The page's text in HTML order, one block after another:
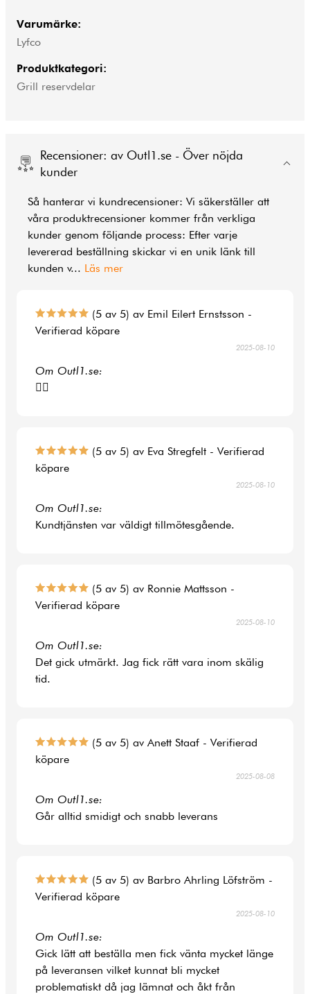
Varumärke:
Lyfco
Produktkategori:
Grill reservdelar
Recensioner: av Outl1.se - Över nöjda
kunder
Så hanterar vi kundrecensioner: Vi säkerställer att
våra produktrecensioner kommer från verkliga
kunder genom följande process: Efter varje
levererad beställning skickar vi en unik länk till
kunden v... Läs mer
(5 av 5) av Emil Eilert Ernstsson -
Verifierad köpare
2025-08-10
Om Outl1.se:
👍🏻
(5 av 5) av Eva Stregfelt - Verifierad
köpare
2025-08-10
Om Outl1.se:
Kundtjänsten var väldigt tillmötesgående.
(5 av 5) av Ronnie Mattsson -
Verifierad köpare
2025-08-10
Om Outl1.se:
Det gick utmärkt. Jag fick rätt vara inom skälig
tid.
(5 av 5) av Anett Staaf - Verifierad
köpare
2025-08-08
Om Outl1.se:
Går alltid smidigt och snabb leverans
(5 av 5) av Barbro Ahrling Löfström -
Verifierad köpare
2025-08-10
Om Outl1.se:
Gick lätt att beställa men fick vänta mycket länge
på leveransen vilket kunnat bli mycket
problematiskt då jag lämnat och åkt från